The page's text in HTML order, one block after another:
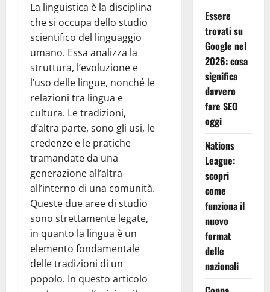
La linguistica è la disciplina
che si occupa dello studio
scientifico del linguaggio
umano. Essa analizza la
struttura, l’evoluzione e
l’uso delle lingue, nonché le
relazioni tra lingua e
cultura. Le tradizioni,
d’altra parte, sono gli usi, le
credenze e le pratiche
tramandate da una
generazione all’altra
all’interno di una comunità.
Queste due aree di studio
sono strettamente legate,
in quanto la lingua è un
elemento fondamentale
delle tradizioni di un
popolo. In questo articolo
Essere
trovati su
Google nel
2026: cosa
significa
davvero
fare SEO
oggi
Nations
League:
scopri
come
funziona il
nuovo
format
delle
nazionali